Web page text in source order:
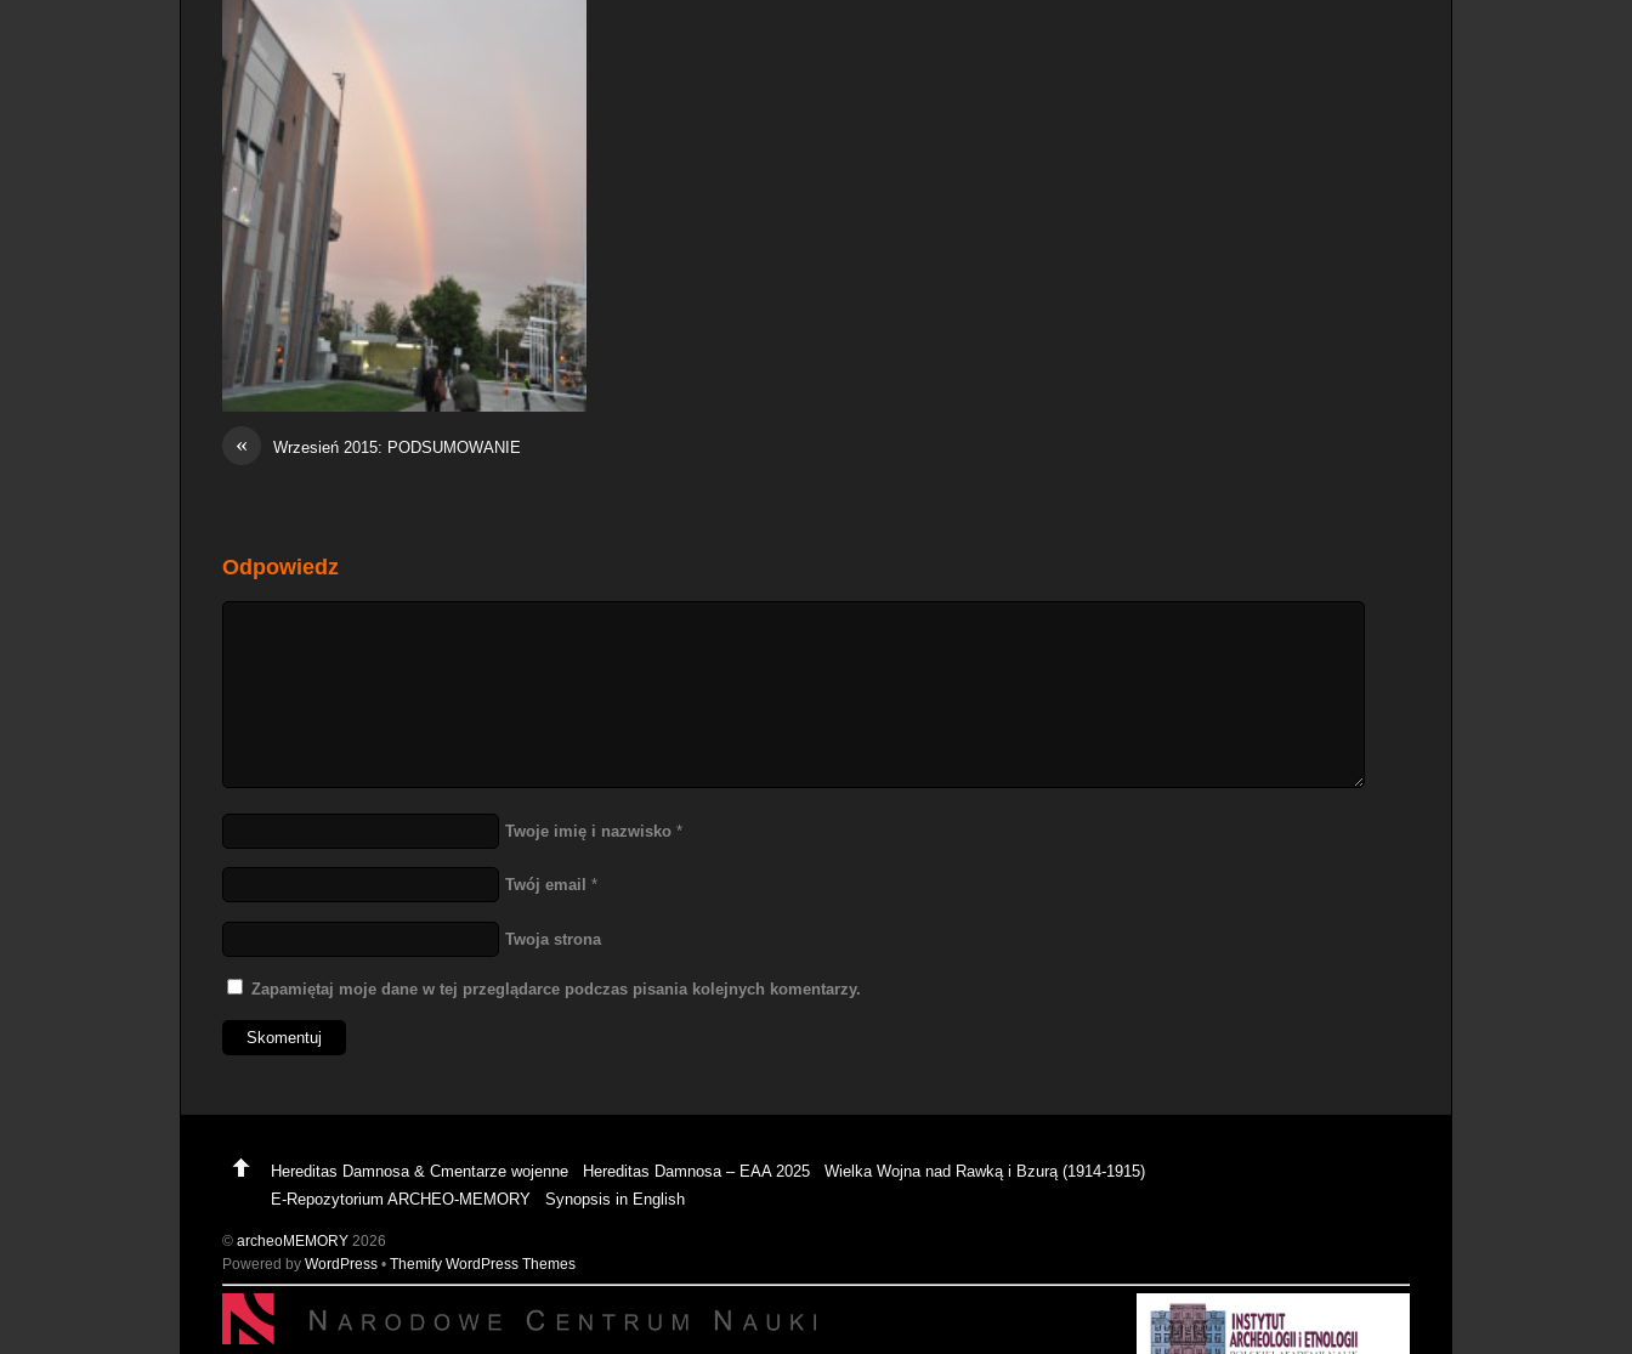
« Wrzesień 2015: PODSUMOWANIE
Odpowiedz
Twoje imię i nazwisko *
Twój email *
Twoja strona
Zapamiętaj moje dane w tej przeglądarce podczas pisania kolejnych komentarzy.
Hereditas Damnosa & Cmentarze wojenne Hereditas Damnosa – EAA 2025
Wielka Wojna nad Rawką i Bzurą (1914-1915)
E-Repozytorium ARCHEO-MEMORY
Synopsis in English
© archeoMEMORY 2026
Powered by WordPress • Themify WordPress Themes